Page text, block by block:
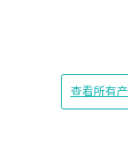
查看所有